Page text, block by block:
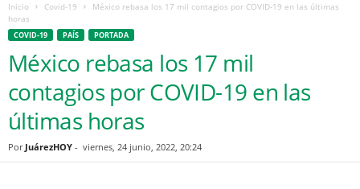
Inicio Covid-19
México rebasa los 17 mil contagios por COVID-19 en las últimas
horas
COVID-19 PAÍS PORTADA
México rebasa los 17 mil
contagios por COVID-19 en las
últimas horas
Por JuárezHOY - viernes, 24 junio, 2022, 20:24